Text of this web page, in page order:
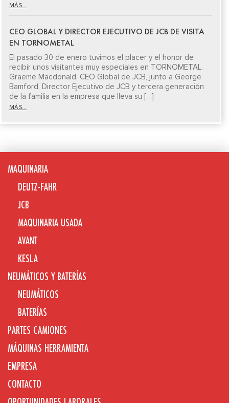
MÁS...
CEO GLOBAL Y DIRECTOR EJECUTIVO DE JCB DE VISITA
EN TORNOMETAL
El pasado 30 de enero tuvimos el placer y el honor de
recibir unos visitantes muy especiales en TORNOMETAL.
Graeme Macdonald, CEO Global de JCB, junto a George
Bamford, Director Ejecutivo de JCB y tercera generación
de la familia en la empresa que lleva su […]
MÁS...
MAQUINARIA
DEUTZ-FAHR
JCB
MAQUINARIA USADA
AVANT
KESLA
NEUMÁTICOS Y BATERÍAS
NEUMÁTICOS
BATERÍAS
PARTES CAMIONES
MÁQUINAS HERRAMIENTA
EMPRESA
CONTACTO